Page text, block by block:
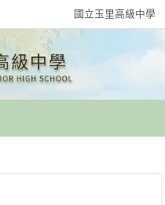
國立玉里高級中學